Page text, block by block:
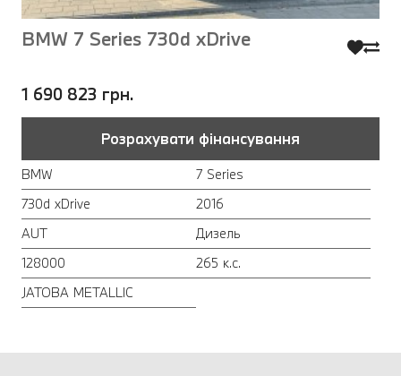
BMW 7 Series 730d xDrive
1 690 823 грн.
Розрахувати фінансування
BMW
7 Series
730d xDrive
2016
AUT
Дизель
128000
265 к.с.
JATOBA METALLIC